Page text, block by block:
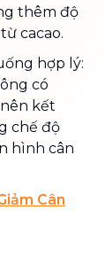
thêm độ
cacao.
hợp lý:
có
kết
chế độ
hình cân
Cân